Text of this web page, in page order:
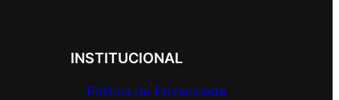
INSTITUCIONAL
Política de Privacidade